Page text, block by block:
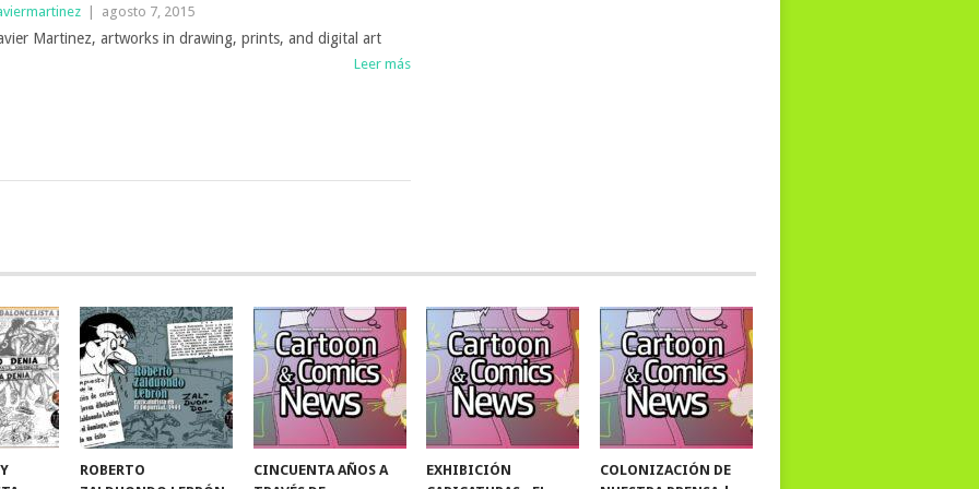
| agosto 7, 2015
Martinez, artworks in drawing, prints, and digital art
Leer más
ROBERTO
CINCUENTA AÑOS A
EXHIBICIÓN
COLONIZACIÓN DE